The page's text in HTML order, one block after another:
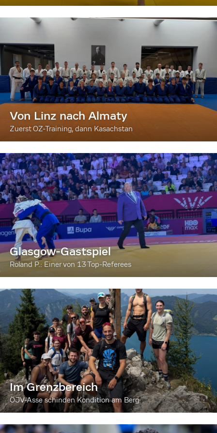
Von Linz nach Almaty
Zuerst OZ-Training, dann Kasachstan
Glasgow-Gastspiel
Roland P.: Einer von 13 Top-Referees
Im Grenzbereich
ÖJV-Asse schinden Kondition am Berg